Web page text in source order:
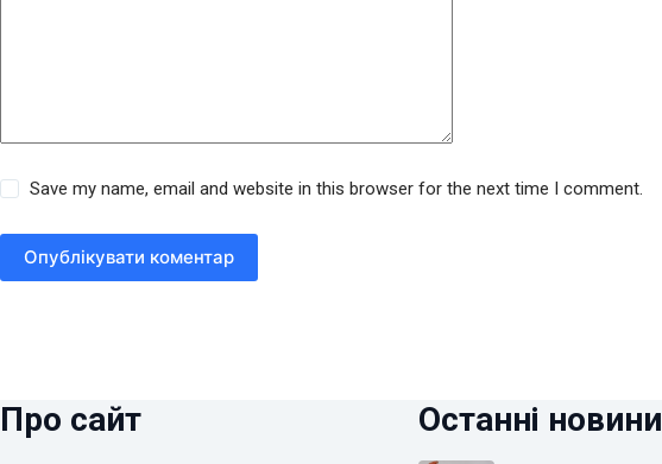
Save my name, email and website in this browser for the next time I comment.
Опублікувати коментар
Про сайт Останні новини